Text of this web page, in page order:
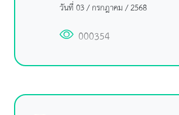
วันที่ 03 / กรกฎาคม / 2568
000354